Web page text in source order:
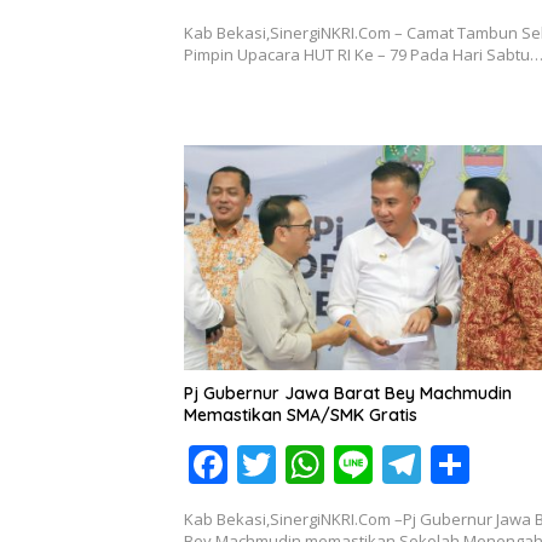
ac
e
o
o
k
w
itt
h
at
A
p
p
n
e
el
e
a
m
h
ar
Kab Bekasi,SinergiNKRI.Com – Camat Tambun
Pimpin Upacara HUT RI Ke – 79 Pada Hari Sabtu…
Pj Gubernur Jawa Barat Bey Machmudin
Memastikan SMA/SMK Gratis
F
ac
T
w
W
h
Li
n
T
el h
Kab Bekasi,SinergiNKRI.Com –Pj Gubernur Jawa